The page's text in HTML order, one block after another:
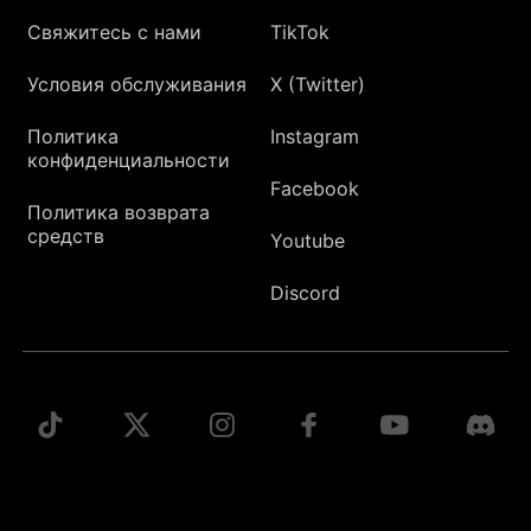
Свяжитесь с нами
Условия обслуживания
Политика
конфиденциальности
Политика возврата
средств
TikTok
X (Twitter)
Instagram
Facebook
Youtube
Discord